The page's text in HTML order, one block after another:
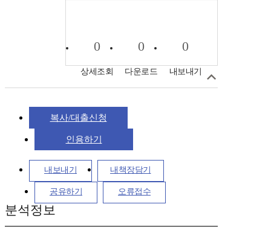
0
상세조회
0
다운로드
0
내보내기
복사/대출신청
인용하기
내보내기 내책장담기
공유하기 오류접수
분석정보